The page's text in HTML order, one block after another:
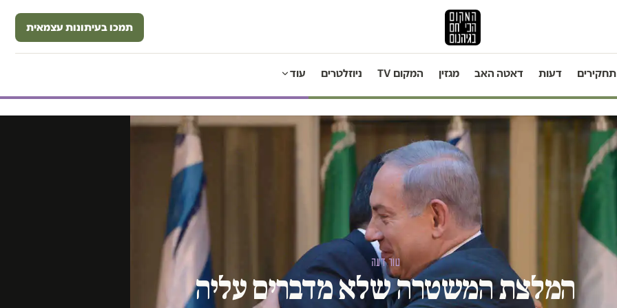
תמכו בעיתונות עצמאית
תחקירים דעות דאטה האב מגזין המקום TV ניוזלטרים עוד
טור דעה
המלצת המשטרה שלא מדברים עליה